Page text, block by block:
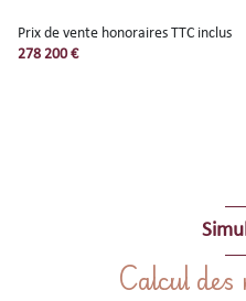
Prix de vente honoraires TTC inclus
278 200 €
Calcul